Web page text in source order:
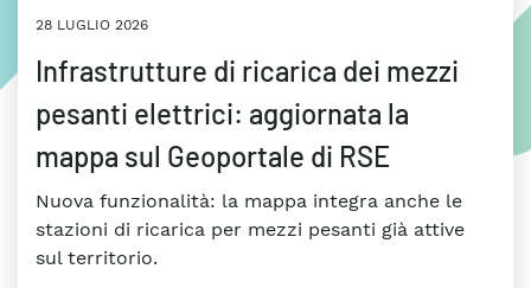
28 LUGLIO 2026
Infrastrutture di ricarica dei mezzi
pesanti elettrici: aggiornata la
mappa sul Geoportale di RSE
Nuova funzionalità: la mappa integra anche le
stazioni di ricarica per mezzi pesanti già attive
sul territorio.